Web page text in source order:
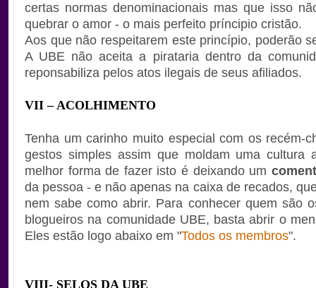
certas normas denominacionais mas que isso
quebrar o amor - o mais perfeito príncipio cristão.
Aos que não respeitarem este princípio, poderão
A UBE não aceita a pirataria dentro da
reponsabiliza pelos atos ilegais de seus afiliados.
VII – ACOLHIMENTO
Tenha um carinho muito especial com os recém-
gestos simples assim que moldam uma cultura
melhor forma de fazer isto é deixando um
da pessoa - e não apenas na caixa de recados,
nem sabe como abrir. Para conhecer quem são
blogueiros na comunidade UBE, basta abrir o
Eles estão logo abaixo em "Todos os membros".
VIII- SELOS DA UBE